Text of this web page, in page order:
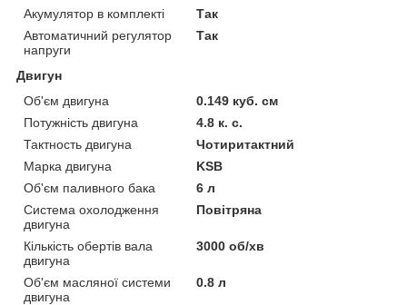
Акумулятор в комплекті
Так
Автоматичний регулятор
напруги
Так
Двигун
Об'єм двигуна
0.149 куб. см
Потужність двигуна
4.8 к. с.
Тактность двигуна
Чотиритактний
Марка двигуна
KSB
Об'єм паливного бака
6 л
Система охолодження
двигуна
Повітряна
Кількість обертів вала
двигуна
3000 об/хв
Об'єм масляної системи
двигуна
0.8 л